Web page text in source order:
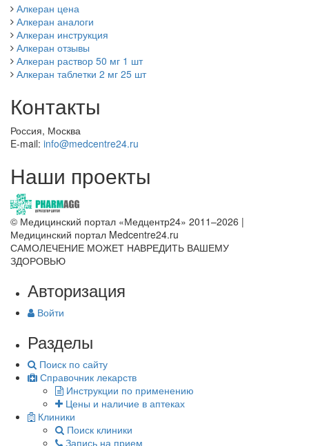
Алкеран цена
Алкеран аналоги
Алкеран инструкция
Алкеран отзывы
Алкеран раствор 50 мг 1 шт
Алкеран таблетки 2 мг 25 шт
Контакты
Россия, Москва
E-mail: info@medcentre24.ru
Наши проекты
© Медицинский портал «Медцентр24» 2011–2026 |
Медицинский портал Medcentre24.ru
САМОЛЕЧЕНИЕ МОЖЕТ НАВРЕДИТЬ ВАШЕМУ
ЗДОРОВЬЮ
Авторизация
Войти
Разделы
Поиск по сайту
Справочник лекарств
Инструкции по применению
Цены и наличие в аптеках
Клиники
Поиск клиники
Запись на прием